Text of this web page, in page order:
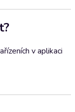
v aplikaci